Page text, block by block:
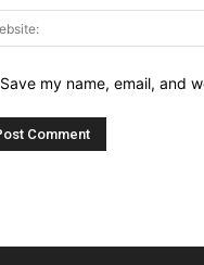
Save my name, email, and